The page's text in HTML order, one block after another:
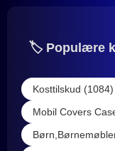
🏷️ Populære
Kosttilskud (1084)
Mobil Covers